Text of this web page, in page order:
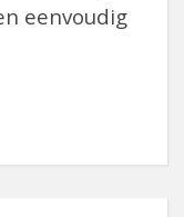
eenvoudig